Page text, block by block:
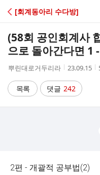
C
A
[회계동아리 수다방]
(58회 공인회계사
으로 돌아간다면 1
작
자
뿌린대로거두리라
작
시
간
23.09.15
목록 댓글 242
2편 - 개괄적 공부법(2)